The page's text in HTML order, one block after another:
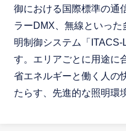
御における国際標準の通
ラーDMX、無線といっ
明制御システム「
す。エリアごとに用途に
省エネルギーと働く人の
たらす、先進的な照明環